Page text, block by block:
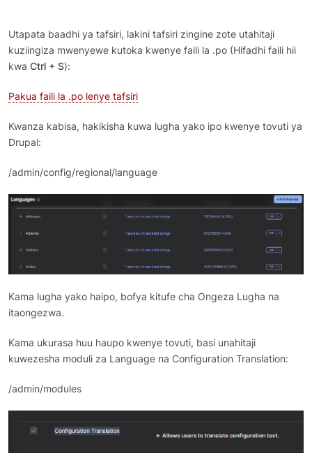
Utapata baadhi ya tafsiri, lakini tafsiri zingine zote utahitaji
kuziingiza mwenyewe kutoka kwenye faili la .po (Hifadhi faili hii
kwa Ctrl + S):
Pakua faili la .po lenye tafsiri
Kwanza kabisa, hakikisha kuwa lugha yako ipo kwenye tovuti ya
Drupal:
/admin/config/regional/language
Kama lugha yako haipo, bofya kitufe cha Ongeza Lugha na
itaongezwa.
Kama ukurasa huu haupo kwenye tovuti, basi unahitaji
kuwezesha moduli za Language na Configuration Translation:
/admin/modules